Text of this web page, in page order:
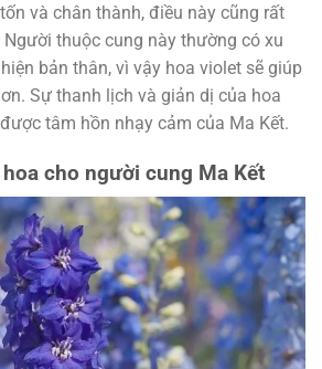
và chân thành, điều này cũng rất
thuộc cung này thường có xu
bản thân, vì vậy hoa violet sẽ giúp
Sự thanh lịch và giản dị của hoa
tâm hồn nhạy cảm của Ma Kết.
cho người cung Ma Kết